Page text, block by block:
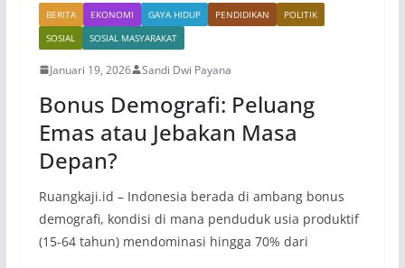
BERITA EKONOMI GAYA HIDUP PENDIDIKAN
POLITIK
SOSIAL
SOSIAL MASYARAKAT
Januari 19, 2026 Sandi Dwi Payana
Bonus Demografi: Peluang
Emas atau Jebakan Masa
Depan?
Ruangkaji.id – Indonesia berada di ambang bonus
demografi, kondisi di mana penduduk usia produktif
(15-64 tahun) mendominasi hingga 70% dari